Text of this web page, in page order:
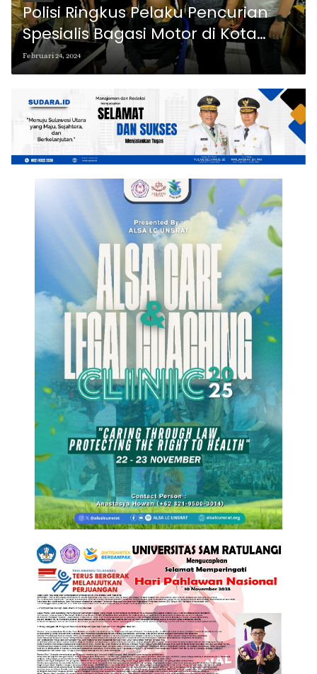
Polisi Ringkus Pelaku Pencurian
Spesialis Bagasi Motor di Kota
Bitung
Februari 24, 2024